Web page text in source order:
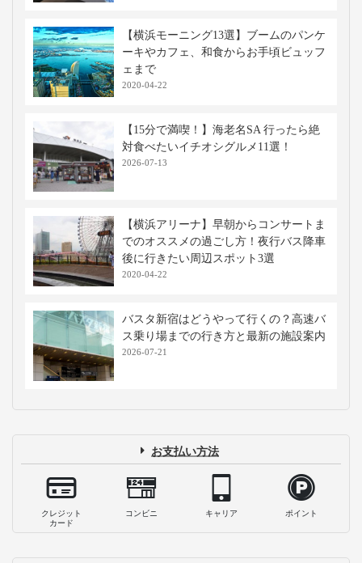
【横浜モーニング13選】ブームのパンケ
ーキやカフェ、和食からお手頃ビュッフ
ェまで
2020-04-22
【15分で満喫！】海老名SA 行ったら絶
対食べたいイチオシグルメ11選！
2026-07-13
【横浜アリーナ】早朝からコンサートま
でのオススメの過ごし方！夜行バス降車
後に行きたい周辺スポット3選
2020-04-22
バスタ新宿はどうやって行くの？高速バ
ス乗り場までの行き方と最新の施設案内
2026-07-21
お支払い方法
クレジット
カード
コンビニ キャリア ポイント